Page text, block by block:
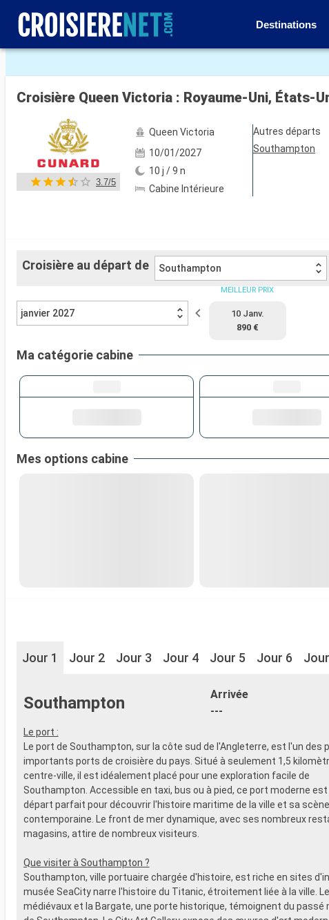
Destinations
Voir les 113 autres photos
Croisière Queen Victoria : Royaume-Uni, États-
3.7/5
Queen Victoria
10/01/2027
10 j / 9 n
Cabine Intérieure
Autres départs
Southampton
Croisière au départ de Southampton
janvier 2027
MEILLEUR PRIX
10 Janv.
890 €
Ma catégorie cabine
Mes options cabine
Jour 1 Jour 2 Jour 3 Jour 4 Jour 5 Jour 6
Southampton
Arrivée
---
Le port :
Le port de Southampton, sur la côte sud de l'Angleterre, est l'un des
importants ports de croisière du pays. Situé à seulement 1,5
centre-ville, il est idéalement placé pour une exploration facile de
Southampton. Accessible en taxi, bus ou à pied, ce port moderne est
départ parfait pour découvrir l'histoire maritime de la ville et sa
contemporaine. Le front de mer dynamique, avec ses nombreux
magasins, attire de nombreux visiteurs.
Que visiter à Southampton ?
Southampton, ville portuaire chargée d'histoire, est riche en sites
musée SeaCity narre l'histoire du Titanic, étroitement liée à la ville.
médiévaux et la Bargate, une porte historique, témoignent du passé